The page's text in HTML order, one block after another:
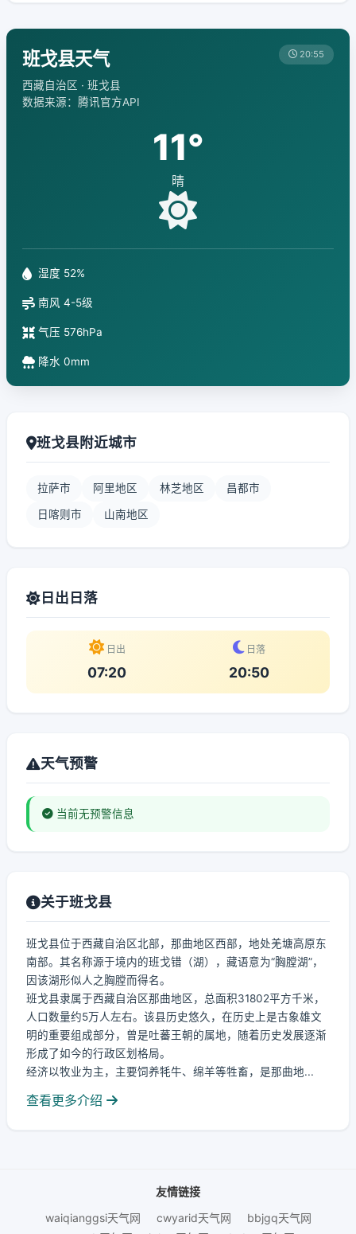
班戈县天气
西藏自治区 · 班戈县
数据来源：腾讯官方API
20:55
11°
晴
湿度 52%
南风 4-5级
气压 576hPa
降水 0mm
班戈县附近城市
拉萨市 阿里地区 林芝地区 昌都市
日喀则市 山南地区
日出日落
日出
07:20
日落
20:50
天气预警
当前无预警信息
关于班戈县
班戈县位于西藏自治区北部，那曲地区西部，地处羌塘高原东
南部。其名称源于境内的班戈错（湖），藏语意为“胸膛湖”，
因该湖形似人之胸膛而得名。
班戈县隶属于西藏自治区那曲地区，总面积31802平方千米，
人口数量约5万人左右。该县历史悠久，在历史上是古象雄文
明的重要组成部分，曾是吐蕃王朝的属地，随着历史发展逐渐
形成了如今的行政区划格局。
经济以牧业为主，主要饲养牦牛、绵羊等牲畜，是那曲地...
查看更多介绍
友情链接
waiqianggsi天气网
cwyarid天气网
bbjgq天气网